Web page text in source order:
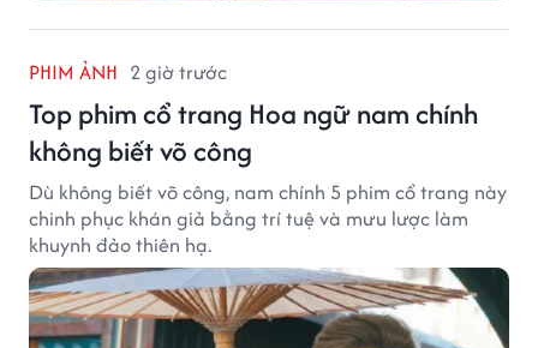
PHIM ẢNH 2 giờ trước
Top phim cổ trang Hoa ngữ nam chính
không biết võ công
Dù không biết võ công, nam chính 5 phim cổ trang này
chinh phục khán giả bằng trí tuệ và mưu lược làm
khuynh đảo thiên hạ.